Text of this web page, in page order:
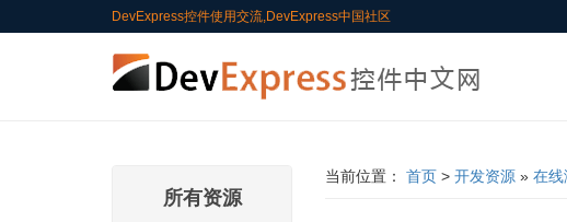
DevExpress控件使用交流,DevExpress中国社区
所有资源
当前位置： 首页 > 开发资源 » 在线